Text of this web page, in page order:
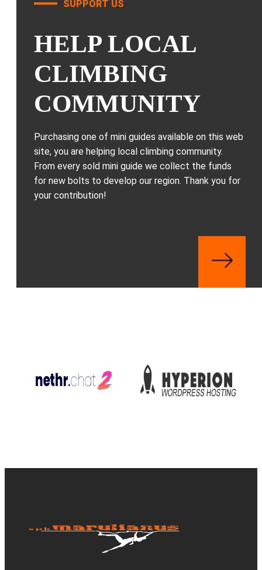
SUPPORT US
HELP LOCAL
CLIMBING
COMMUNITY
Purchasing one of mini guides available on this web
site, you are helping local climbing community.
From every sold mini guide we collect the funds
for new bolts to develop our region. Thank you for
your contribution!